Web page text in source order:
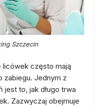
Szczecin
licówek często mają
Jednym z
jest to, jak długo trwa
Zazwyczaj obejmuje